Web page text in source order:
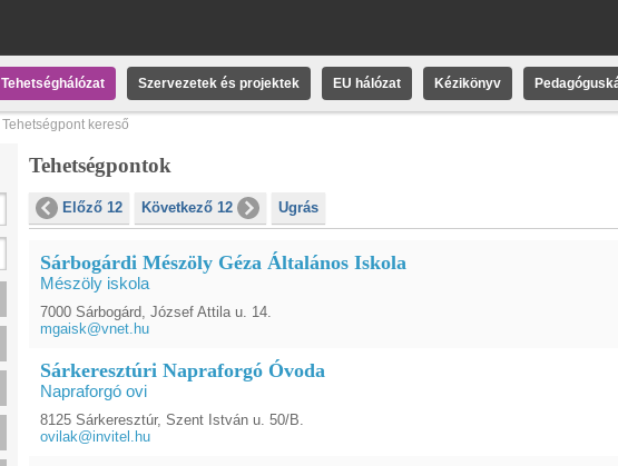
Tehetséghálózat Szervezetek és projektek EU hálózat Kézikönyv
Tehetségpont kereső
Tehetségpontok
Előző 12 Következő 12 Ugrás
Sárbogárdi Mészöly Géza Általános Iskola
Mészöly iskola
7000 Sárbogárd, József Attila u. 14.
mgaisk@vnet.hu
Sárkeresztúri Napraforgó Óvoda
Napraforgó ovi
8125 Sárkeresztúr, Szent István u. 50/B.
ovilak@invitel.hu